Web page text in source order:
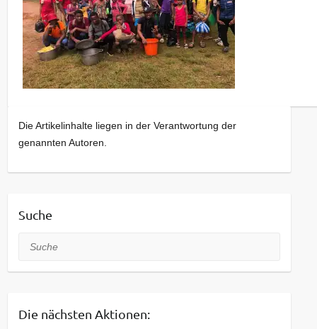
Die Artikelinhalte liegen in der Verantwortung der
genannten Autoren.
Suche
Suche
Die nächsten Aktionen: